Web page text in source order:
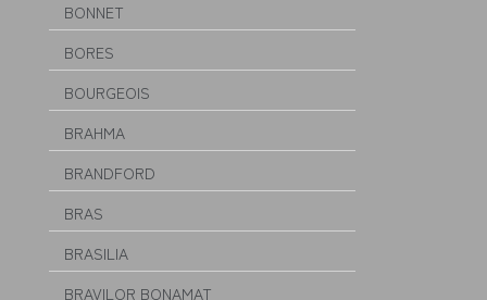
BONNET
BORES
BOURGEOIS
BRAHMA
BRANDFORD
BRAS
BRASILIA
BRAVILOR BONAMAT